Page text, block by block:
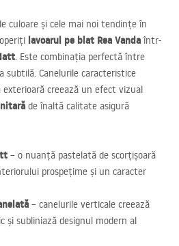
culoare și cele mai noi tendințe în
lavoarul pe blat Rea Vanda într-
. Este combinația perfectă între
subtilă. Canelurile caracteristice
exterioară creează un efect vizual
de înaltă calitate asigură
– o nuanță pastelată de scorțișoară
prospețime și un caracter
– canelurile verticale creează
și subliniază designul modern al